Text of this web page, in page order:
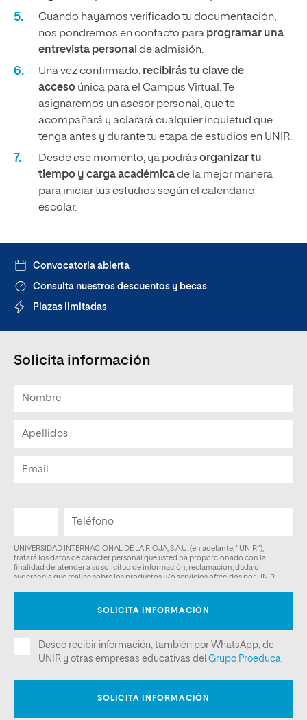
Cuando hayamos verificado tu documentación,
nos pondremos en contacto para programar una
entrevista personal de admisión.
Una vez confirmado, recibirás tu clave de
acceso única para el Campus Virtual. Te
asignaremos un asesor personal, que te
acompañará y aclarará cualquier inquietud que
tenga antes y durante tu etapa de estudios en UNIR.
Desde ese momento, ya podrás organizar tu
tiempo y carga académicade la mejor manera
para iniciar tus estudios según el calendario
escolar.
Convocatoria abierta
Consulta nuestros descuentos y becas
Plazas limitadas
Solicita información